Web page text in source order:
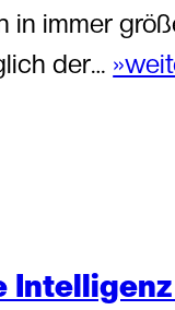
in immer
der…